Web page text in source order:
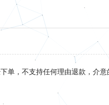
，不支持任何理由退款，介意